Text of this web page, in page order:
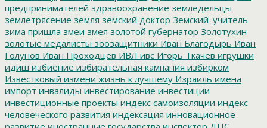
предпринимателей здравоохранение земледельцы
землетрясение земля земский доктор Земский_учитель
зима пришла змеи змея золотой губернатор Золотухин
золотые медалисты зоозащитники Иван Благодырь Иван
Голунов Иван Проходцев ИВЛ ивс Игорь Ткачев игрушки
идиш избиение избирательная кампания избирком
Известковый измени жизнь к лучшему Израиль имена
импорт инвалиды инвестирование инвестиции
инвестиционные проекты индекс самоизоляции индекс
человеческого развития индексация инновационное